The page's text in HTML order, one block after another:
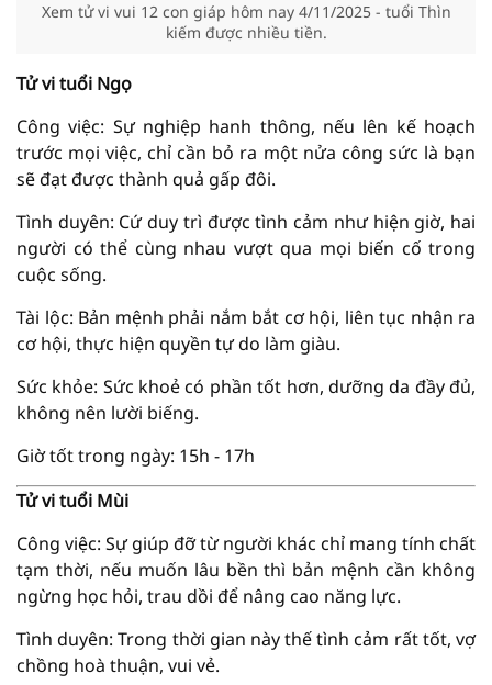
Xem tử vi vui 12 con giáp hôm nay 4/11/2025 - tuổi Thìn
kiếm được nhiều tiền.
Tử vi tuổi Ngọ
Công việc: Sự nghiệp hanh thông, nếu lên kế hoạch
trước mọi việc, chỉ cần bỏ ra một nửa công sức là bạn
sẽ đạt được thành quả gấp đôi.
Tình duyên: Cứ duy trì được tình cảm như hiện giờ, hai
người có thể cùng nhau vượt qua mọi biến cố trong
cuộc sống.
Tài lộc: Bản mệnh phải nắm bắt cơ hội, liên tục nhận ra
cơ hội, thực hiện quyền tự do làm giàu.
Sức khỏe: Sức khoẻ có phần tốt hơn, dưỡng da đầy đủ,
không nên lười biếng.
Giờ tốt trong ngày: 15h - 17h
Tử vi tuổi Mùi
Công việc: Sự giúp đỡ từ người khác chỉ mang tính chất
tạm thời, nếu muốn lâu bền thì bản mệnh cần không
ngừng học hỏi, trau dồi để nâng cao năng lực.
Tình duyên: Trong thời gian này thế tình cảm rất tốt, vợ
chồng hoà thuận, vui vẻ.